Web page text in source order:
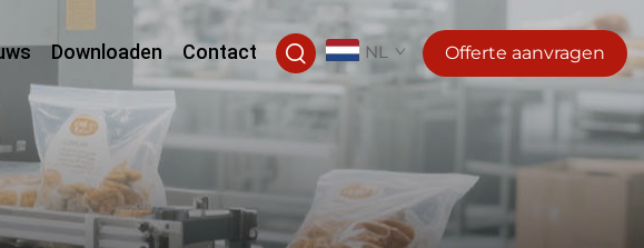
Downloaden Contact NL Offerte aanvragen